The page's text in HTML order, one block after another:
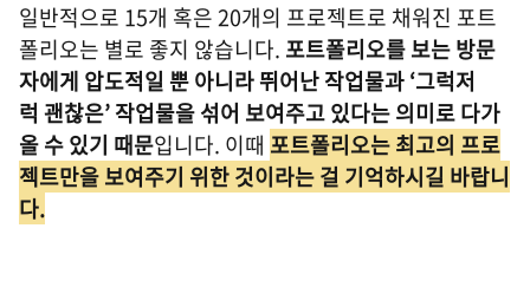
일반적으로 15개 혹은 20개의 프로젝트로 채워진 포트
폴리오는 별로 좋지 않습니다. 포트폴리오를 보는 방문
자에게 압도적일 뿐 아니라 뛰어난 작업물과 ‘그럭저
럭 괜찮은’ 작업물을 섞어 보여주고 있다는 의미로 다가
올 수 있기 때문입니다. 이때 포트폴리오는 최고의 프로
젝트만을 보여주기 위한 것이라는 걸 기억하시길 바랍니
다.